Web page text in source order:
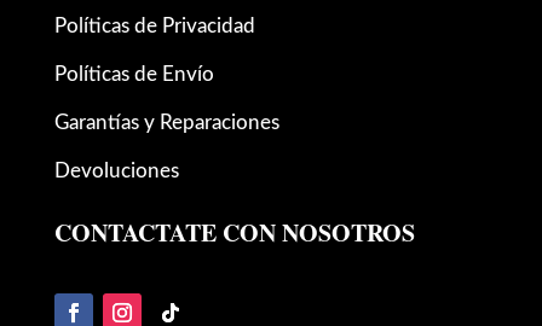
Políticas de Privacidad
Políticas de Envío
Garantías y Reparaciones
Devoluciones
CONTACTATE CON NOSOTROS